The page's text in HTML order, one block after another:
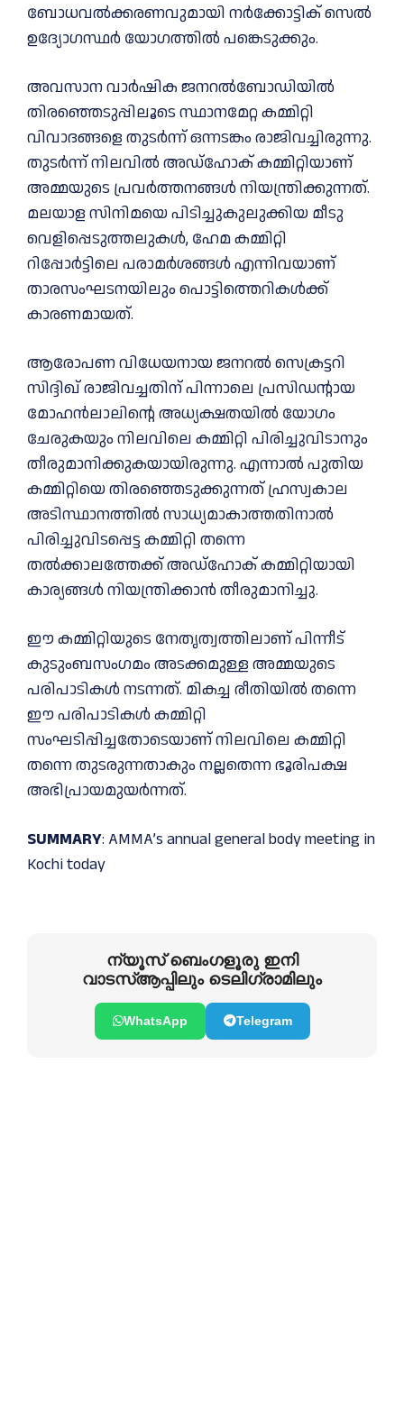
ബോധവല്‍ക്കരണവുമായി നർക്കോട്ടിക് സെല്‍
ഉദ്യോഗസ്ഥർ യോഗത്തില്‍ പങ്കെടുക്കും.
അവസാന വാര്‍ഷിക ജനറല്‍ബോഡിയില്‍
തിരഞ്ഞെടുപ്പിലൂടെ സ്ഥാനമേറ്റ കമ്മിറ്റി
വിവാദങ്ങളെ തുടര്‍ന്ന് ഒന്നടങ്കം രാജിവച്ചിരുന്നു.
തുടര്‍ന്ന് നിലവില്‍ അഡ്‌ഹോക് കമ്മിറ്റിയാണ്
അമ്മയുടെ പ്രവര്‍ത്തനങ്ങള്‍ നിയന്ത്രിക്കുന്നത്.
മലയാള സിനിമയെ പിടിച്ചുകുലുക്കിയ മീടു
വെളിപ്പെടുത്തലുകള്‍, ഹേമ കമ്മിറ്റി
റിപ്പോര്‍ട്ടിലെ പരാമര്‍ശങ്ങള്‍ എന്നിവയാണ്
താരസംഘടനയിലും പൊട്ടിത്തെറികള്‍ക്ക്
കാരണമായത്.
ആരോപണ വിധേയനായ ജനറല്‍ സെക്രട്ടറി
സിദ്ദിഖ് രാജിവച്ചതിന് പിന്നാലെ പ്രസിഡന്റായ
മോഹന്‍ലാലിന്റെ അധ്യക്ഷതയില്‍ യോഗം
ചേരുകയും നിലവിലെ കമ്മിറ്റി പിരിച്ചുവിടാനും
തീരുമാനിക്കുകയായിരുന്നു. എന്നാല്‍ പുതിയ
കമ്മിറ്റിയെ തിരഞ്ഞെടുക്കുന്നത് ഹ്രസ്വകാല
അടിസ്ഥാനത്തില്‍ സാധ്യമാകാത്തതിനാല്‍
പിരിച്ചുവിടപ്പെട്ട കമ്മിറ്റി തന്നെ
തല്‍ക്കാലത്തേക്ക് അഡ്‌ഹോക് കമ്മിറ്റിയായി
കാര്യങ്ങള്‍ നിയന്ത്രിക്കാന്‍ തീരുമാനിച്ചു.
ഈ കമ്മിറ്റിയുടെ നേതൃത്വത്തിലാണ് പിന്നീട്
കുടുംബസംഗമം അടക്കമുള്ള അമ്മയുടെ
പരിപാടികള്‍ നടന്നത്. മികച്ച രീതിയില്‍ തന്നെ
ഈ പരിപാടികള്‍ കമ്മിറ്റി
സംഘടിപ്പിച്ചതോടെയാണ് നിലവിലെ കമ്മിറ്റി
തന്നെ തുടരുന്നതാകും നല്ലതെന്ന ഭൂരിപക്ഷ
അഭിപ്രായമുയര്‍ന്നത്.
SUMMARY: AMMA’s annual general body meeting in
Kochi today
ന്യൂസ് ബെംഗളൂരു ഇനി
വാടസ്ആപ്പിലും ടെലിഗ്രാമിലും
WhatsApp Telegram